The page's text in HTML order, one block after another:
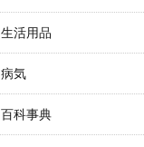
生活用品
病気
百科事典